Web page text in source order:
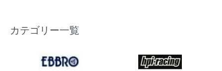
カテゴリー一覧